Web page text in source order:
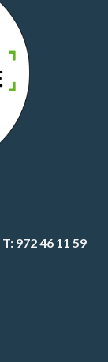
T: 972 46 11 59